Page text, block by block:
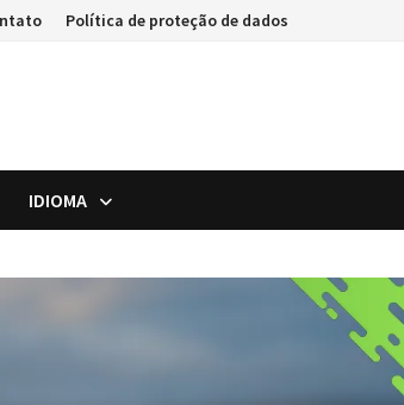
Política de proteção de dados
IDIOMA